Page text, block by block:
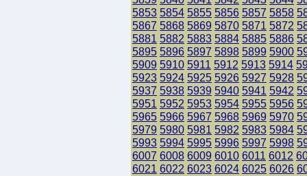
5853 5854 5855 5856 5857 5858
5867 5868 5869 5870 5871 5872
5881 5882 5883 5884 5885 5886
5895 5896 5897 5898 5899 5900
5909 5910 5911 5912 5913 5914
5923 5924 5925 5926 5927 5928
5937 5938 5939 5940 5941 5942
5951 5952 5953 5954 5955 5956
5965 5966 5967 5968 5969 5970
5979 5980 5981 5982 5983 5984
5993 5994 5995 5996 5997 5998
6007 6008 6009 6010 6011 6012
6021 6022 6023 6024 6025 6026